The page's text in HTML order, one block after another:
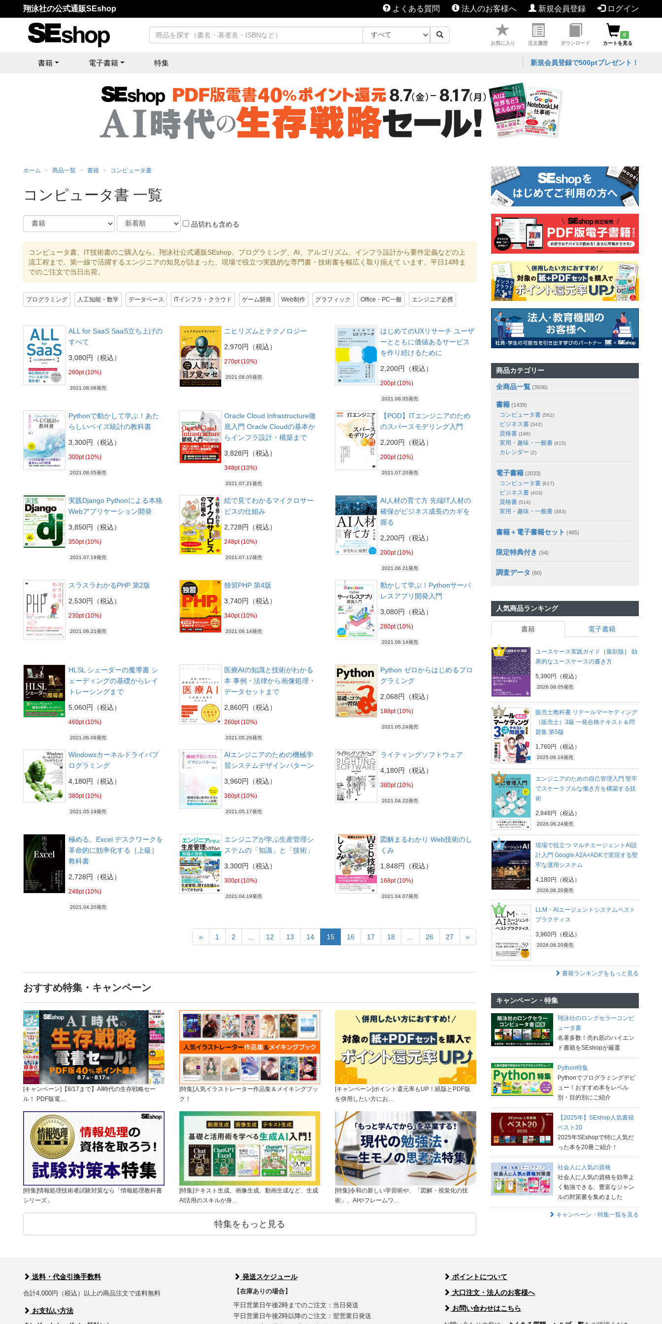
翔泳社の公式通販SEshop よくある質問 法人のお客様へ 新規会員登録 ログイン
お気に入り 注文履歴 ダウンロード
0
カートを見る
書籍 電子書籍 特集 新規会員登録で500ptプレゼント！
ホーム 商品一覧 書籍 コンピュータ書
コンピュータ書 一覧
品切れも含める
コンピュータ書、IT技術書のご購入なら、翔泳社公式通販SEshop。プログラミング、AI、アルゴリズム、インフラ設計から要件定義などの上
流工程まで。第一線で活躍するエンジニアの知見が詰まった、現場で役立つ実践的な専門書・技術書を幅広く取り揃えて います。平日14時ま
でのご注文で当日出荷。
プログラミング 人工知能・数学 データベース ITインフラ・クラウド ゲーム開発 Web制作 グラフィック Office・PC一般 エンジニア必携
ALL for SaaS SaaS立ち上げの
すべて
3,080円（税込）
280pt (10%)
2021.08.06発売
ニヒリズムとテクノロジー
2,970円（税込）
270pt (10%)
2021.08.05発売
はじめてのUXリサーチ ユーザ
ーとともに価値あるサービス
を作り続けるために
2,200円（税込）
200pt (10%)
2021.08.05発売
Pythonで動かして学ぶ！あた
らしいベイズ統計の教科書
3,300円（税込）
300pt (10%)
2021.08.05発売
Oracle Cloud Infrastructure徹
底入門 Oracle Cloudの基本か
らインフラ設計・構築まで
3,828円（税込）
348pt (10%)
2021.07.21発売
【POD】ITエンジニアのため
のスパースモデリング入門
2,200円（税込）
200pt (10%)
2021.07.20発売
実践Django Pythonによる本格
Webアプリケーション開発
3,850円（税込）
350pt (10%)
2021.07.19発売
絵で見てわかるマイクロサー
ビスの仕組み
2,728円（税込）
248pt (10%)
2021.07.12発売
AI人材の育て方 先端IT人材の
確保がビジネス成長のカギを
握る
2,200円（税込）
200pt (10%)
2021.06.21発売
スラスラわかるPHP 第2版
2,530円（税込）
230pt (10%)
2021.06.21発売
独習PHP 第4版
3,740円（税込）
340pt (10%)
2021.06.14発売
動かして学ぶ！Pythonサーバ
レスアプリ開発入門
3,080円（税込）
280pt (10%)
2021.06.14発売
HLSL シェーダーの魔導書 シ
ェーディングの基礎からレイ
トレーシングまで
5,060円（税込）
460pt (10%)
2021.06.09発売
医療AIの知識と技術がわかる
本 事例・法律から画像処理・
データセットまで
2,860円（税込）
260pt (10%)
2021.05.26発売
Python ゼロからはじめるプロ
グラミング
2,068円（税込）
188pt (10%)
2021.05.24発売
Windowsカーネルドライバプ
ログラミング
4,180円（税込）
380pt (10%)
2021.05.19発売
AIエンジニアのための機械学
習システムデザインパターン
3,960円（税込）
360pt (10%)
2021.05.17発売
ライティングソフトウェア
4,180円（税込）
380pt (10%)
2021.04.22発売
極める。Excel デスクワークを
革命的に効率化する［上級］
教科書
2,728円（税込）
248pt (10%)
2021.04.20発売
エンジニアが学ぶ生産管理シ
ステムの「知識」と「技術」
3,300円（税込）
300pt (10%)
2021.04.19発売
図解まるわかり Web技術のし
くみ
1,848円（税込）
168pt (10%)
2021.04.07発売
« 1 2 12 13 14 15 16 17 18 26 27 »
おすすめ特集・キャンペーン
[キャンペーン]【8/17まで】AI時代の生存戦略セー
ル！ PDF版電…
[特集]人気イラストレーター作品集＆メイキングブッ
ク！
[キャンペーン]ポイント還元率もUP！紙版とPDF版
を併用したい方にお…
[特集]情報処理技術者試験対策なら「情報処理教科書
シリーズ」
[特集]テキスト生成、画像生成、動画生成など、生成
AI活用のスキルが身…
[特集]令和の新しい学習術や、「図解・視覚化の技
術」、AIやフレームワ…
特集をもっと見る
商品カテゴリー
全商品一覧 (3936)
書籍 (1439)
コンピュータ書 (562)
ビジネス書 (342)
資格書 (186)
実用・趣味・一般書 (415)
カレンダー (2)
電子書籍 (2033)
コンピュータ書 (817)
ビジネス書 (403)
資格書 (514)
実用・趣味・一般書 (383)
書籍＋電子書籍セット (465)
限定特典付き (54)
調査データ (60)
人気商品ランキング
書籍 電子書籍
ユースケース実践ガイド［復刻版］ 効
果的なユースケースの書き方
5,390円（税込）
2026.08.05発売
販売士教科書 リテールマーケティング
（販売士）3級 一発合格テキスト＆問
題集 第5版
1,760円（税込）
2025.06.16発売
エンジニアのための自己管理入門 堅牢
でスケーラブルな働き方を構築する技
術
2,948円（税込）
2026.06.24発売
現場で役立つ マルチエージェントAI設
計入門 Google A2A×ADKで実現する堅
牢な運用システム
4,180円（税込）
2026.08.20発売
LLM・AIエージェントシステムベスト
プラクティス
3,960円（税込）
2026.08.20発売
書籍ランキングをもっと見る
キャンペーン・特集
翔泳社のロングセラーコンピ
ュータ書
名著多数！売れ筋のハイエン
ド書籍をSEshopが厳選
Python特集
Pythonでプログラミングデビ
ュー！おすすめ本をレベル
別・目的別にご紹介
【2025年】SEshop人気書籍
ベスト20
2025年SEshopで特に人気だ
った本を20冊ご紹介！
社会人に人気の資格
社会人に人気の資格を効率よ
く勉強できる、豊富なジャン
ルの対策書を集めました
キャンペーン・特集一覧を見る
送料・代金引換手数料
合計4,000円（税込）以上の商品注文で送料無料
お支払い方法
発送スケジュール
【在庫ありの場合】
平日営業日午後2時までのご注文：当日発送
平日営業日午後2時以降のご注文：翌営業日発送
ポイントについて
大口注文・法人のお客様へ
お問い合わせはこちら